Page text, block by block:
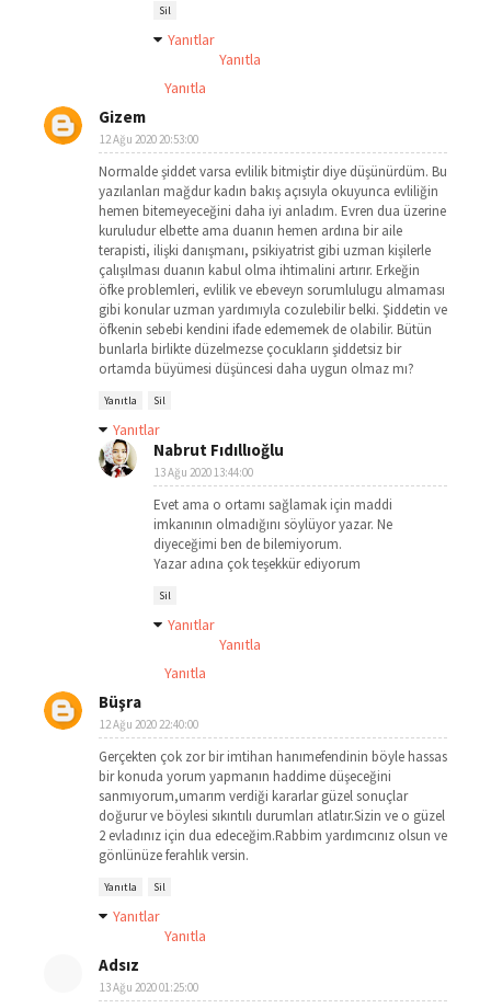
Sil
Yanıtlar
Yanıtla
Yanıtla
Gizem
12 Ağu 2020 20:53:00
Normalde şiddet varsa evlilik bitmiştir diye düşünürdüm. Bu
yazılanları mağdur kadın bakış açısıyla okuyunca evliliğin
hemen bitemeyeceğini daha iyi anladım. Evren dua üzerine
kuruludur elbette ama duanın hemen ardına bir aile
terapisti, ilişki danışmanı, psikiyatrist gibi uzman kişilerle
çalışılması duanın kabul olma ihtimalini artırır. Erkeğin
öfke problemleri, evlilik ve ebeveyn sorumlulugu almaması
gibi konular uzman yardımıyla cozulebilir belki. Şiddetin ve
öfkenin sebebi kendini ifade edememek de olabilir. Bütün
bunlarla birlikte düzelmezse çocukların şiddetsiz bir
ortamda büyümesi düşüncesi daha uygun olmaz mı?
Yanıtla Sil
Yanıtlar
Nabrut Fıdıllıoğlu
13 Ağu 2020 13:44:00
Evet ama o ortamı sağlamak için maddi
imkanının olmadığını söylüyor yazar. Ne
diyeceğimi ben de bilemiyorum.
Yazar adına çok teşekkür ediyorum
Sil
Yanıtlar
Yanıtla
Yanıtla
Büşra
12 Ağu 2020 22:40:00
Gerçekten çok zor bir imtihan hanımefendinin böyle hassas
bir konuda yorum yapmanın haddime düşeceğini
sanmıyorum,umarım verdiği kararlar güzel sonuçlar
doğurur ve böylesi sıkıntılı durumları atlatır.Sizin ve o güzel
2 evladınız için dua edeceğim.Rabbim yardımcınız olsun ve
gönlünüze ferahlık versin.
Yanıtla Sil
Yanıtlar
Yanıtla
Adsız
13 Ağu 2020 01:25:00